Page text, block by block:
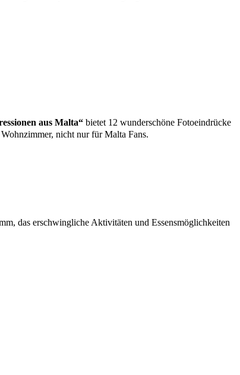
aus Malta“ bietet 12 wunderschöne Fotoeindrücke
nicht nur für Malta Fans.
das erschwingliche Aktivitäten und Essensmöglichkeiten